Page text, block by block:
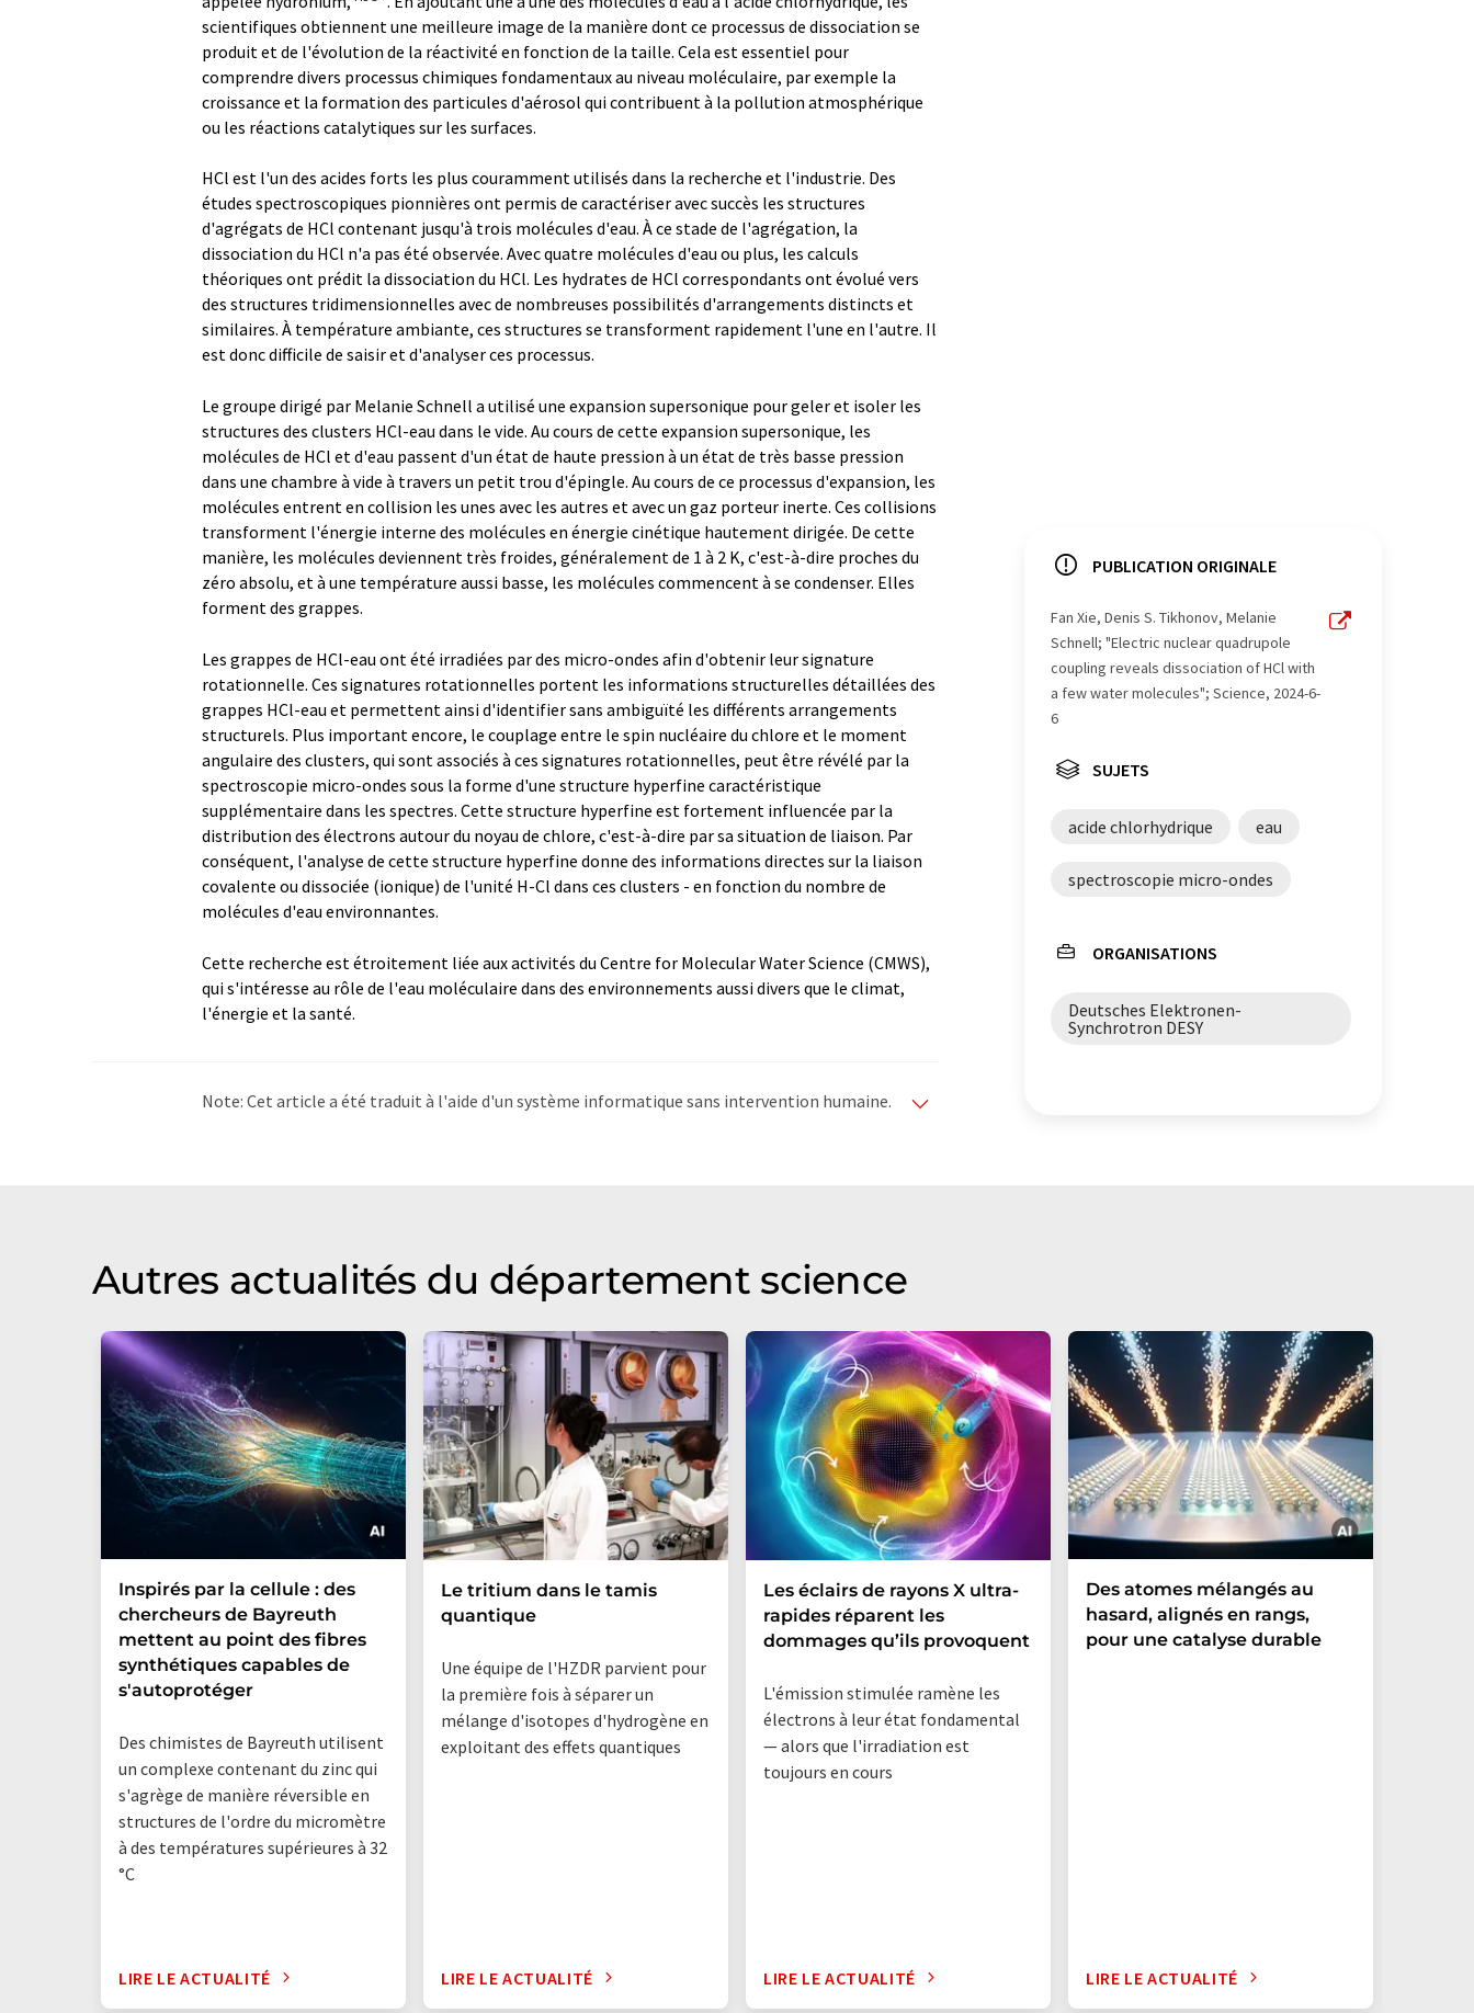
scientifiques obtiennent une meilleure image de la manière dont ce processus de dissociation se
produit et de l'évolution de la réactivité en fonction de la taille. Cela est essentiel pour
comprendre divers processus chimiques fondamentaux au niveau moléculaire, par exemple la
croissance et la formation des particules d'aérosol qui contribuent à la pollution atmosphérique
ou les réactions catalytiques sur les surfaces.
HCl est l'un des acides forts les plus couramment utilisés dans la recherche et l'industrie. Des
études spectroscopiques pionnières ont permis de caractériser avec succès les structures
d'agrégats de HCl contenant jusqu'à trois molécules d'eau. À ce stade de l'agrégation, la
dissociation du HCl n'a pas été observée. Avec quatre molécules d'eau ou plus, les calculs
théoriques ont prédit la dissociation du HCl. Les hydrates de HCl correspondants ont évolué vers
des structures tridimensionnelles avec de nombreuses possibilités d'arrangements distincts et
similaires. À température ambiante, ces structures se transforment rapidement l'une en l'autre. Il
est donc difficile de saisir et d'analyser ces processus.
Le groupe dirigé par Melanie Schnell a utilisé une expansion supersonique pour geler et isoler les
structures des clusters HCl-eau dans le vide. Au cours de cette expansion supersonique, les
molécules de HCl et d'eau passent d'un état de haute pression à un état de très basse pression
dans une chambre à vide à travers un petit trou d'épingle. Au cours de ce processus d'expansion, les
molécules entrent en collision les unes avec les autres et avec un gaz porteur inerte. Ces collisions
transforment l'énergie interne des molécules en énergie cinétique hautement dirigée. De cette
manière, les molécules deviennent très froides, généralement de 1 à 2 K, c'est-à-dire proches du
zéro absolu, et à une température aussi basse, les molécules commencent à se condenser. Elles
forment des grappes.
Les grappes de HCl-eau ont été irradiées par des micro-ondes afin d'obtenir leur signature
rotationnelle. Ces signatures rotationnelles portent les informations structurelles détaillées des
grappes HCl-eau et permettent ainsi d'identifier sans ambiguïté les différents arrangements
structurels. Plus important encore, le couplage entre le spin nucléaire du chlore et le moment
angulaire des clusters, qui sont associés à ces signatures rotationnelles, peut être révélé par la
spectroscopie micro-ondes sous la forme d'une structure hyperfine caractéristique
supplémentaire dans les spectres. Cette structure hyperfine est fortement influencée par la
distribution des électrons autour du noyau de chlore, c'est-à-dire par sa situation de liaison. Par
conséquent, l'analyse de cette structure hyperfine donne des informations directes sur la liaison
covalente ou dissociée (ionique) de l'unité H-Cl dans ces clusters - en fonction du nombre de
molécules d'eau environnantes.
Cette recherche est étroitement liée aux activités du Centre for Molecular Water Science (CMWS),
qui s'intéresse au rôle de l'eau moléculaire dans des environnements aussi divers que le climat,
l'énergie et la santé.
Note: Cet article a été traduit à l'aide d'un système informatique sans intervention humaine.
PUBLICATION ORIGINALE
Fan Xie, Denis S. Tikhonov, Melanie
Schnell; "Electric nuclear quadrupole
coupling reveals dissociation of HCl with
a few water molecules"; Science, 2024-6-
6
SUJETS
acide chlorhydrique eau
spectroscopie micro-ondes
ORGANISATIONS
Deutsches Elektronen-
Synchrotron DESY
Autres actualités du département science
Inspirés par la cellule : des
chercheurs de Bayreuth
mettent au point des fibres
synthétiques capables de
s'autoprotéger
Des chimistes de Bayreuth utilisent
un complexe contenant du zinc qui
s'agrège de manière réversible en
structures de l'ordre du micromètre
à des températures supérieures à 32
°C
LIRE LE ACTUALITÉ
Le tritium dans le tamis
quantique
Une équipe de l'HZDR parvient pour
la première fois à séparer un
mélange d'isotopes d'hydrogène en
exploitant des effets quantiques
LIRE LE ACTUALITÉ
Les éclairs de rayons X ultra-
rapides réparent les
dommages qu’ils provoquent
L'émission stimulée ramène les
électrons à leur état fondamental
— alors que l'irradiation est
toujours en cours
LIRE LE ACTUALITÉ
Des atomes mélangés au
hasard, alignés en rangs,
pour une catalyse durable
LIRE LE ACTUALITÉ